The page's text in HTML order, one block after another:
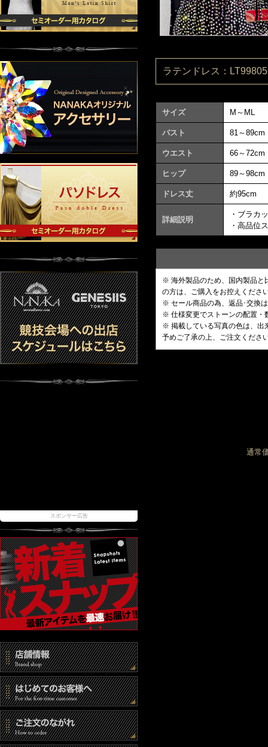
スポンサー広告
ラテンドレス：
サイズ M～ML
バスト 81～89cm
ウエスト 66～72cm
ヒップ 89～98cm
ドレス丈 約95cm
詳細説明
・ブラカ
・高品位
※ 海外製品のため、国内製品と
の方は、ご購入をお控えくださ
※ セール商品の為、返品･交換
※ 仕様変更でストーンの配置・
※ 掲載している写真の色は、出
予めご了承の上、ご注文くださ
通常